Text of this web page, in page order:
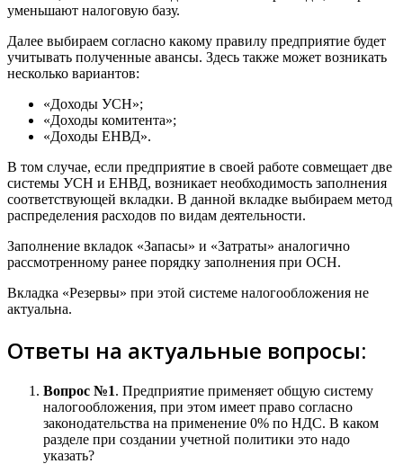
уменьшают налоговую базу.
Далее выбираем согласно какому правилу предприятие будет
учитывать полученные авансы. Здесь также может возникать
несколько вариантов:
«Доходы УСН»;
«Доходы комитента»;
«Доходы ЕНВД».
В том случае, если предприятие в своей работе совмещает две
системы УСН и ЕНВД, возникает необходимость заполнения
соответствующей вкладки. В данной вкладке выбираем метод
распределения расходов по видам деятельности.
Заполнение вкладок «Запасы» и «Затраты» аналогично
рассмотренному ранее порядку заполнения при ОСН.
Вкладка «Резервы» при этой системе налогообложения не
актуальна.
Ответы на актуальные вопросы:
Вопрос №1. Предприятие применяет общую систему
налогообложения, при этом имеет право согласно
законодательства на применение 0% по НДС. В каком
разделе при создании учетной политики это надо
указать?